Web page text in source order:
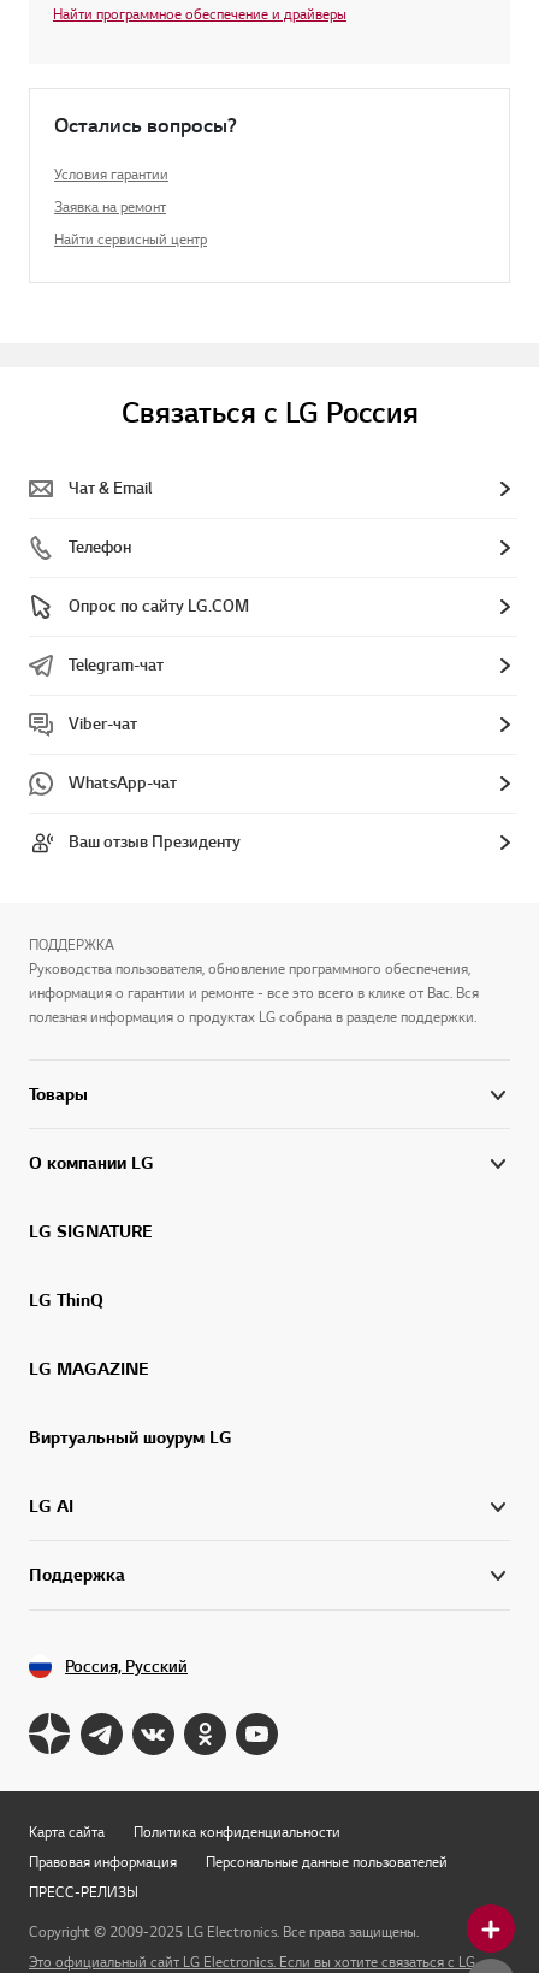
Найти программное обеспечение и драйверы
Остались вопросы?
Условия гарантии
Заявка на ремонт
Найти сервисный центр
Связаться с LG Россия
Чат & Email
Телефон
Опрос по сайту LG.COM
Telegram-чат
Viber-чат
WhatsApp-чат
Ваш отзыв Президенту
ПОДДЕРЖКА
Руководства пользователя, обновление программного обеспечения,
информация о гарантии и ремонте - все это всего в клике от Вас. Вся
полезная информация о продуктах LG собрана в разделе поддержки.
Товары
О компании LG
LG SIGNATURE
LG ThinQ
LG MAGAZINE
Виртуальный шоурум LG
LG AI
Поддержка
Россия, Русский
Карта сайта
Политика конфиденциальности
Правовая информация
Персональные данные пользователей
ПРЕСС-РЕЛИЗЫ
Copyright © 2009-2025 LG Electronics. Все права защищены.
Это официальный сайт LG Electronics. Если вы хотите связаться с LG